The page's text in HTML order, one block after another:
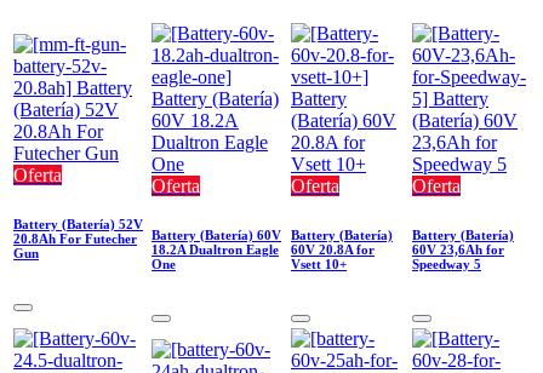
Oferta
Battery (Batería) 52V
20.8Ah For Futecher
Gun
Oferta
Battery (Batería) 60V
18.2A Dualtron Eagle
One
Oferta
Battery (Batería)
60V 20.8A for
Vsett 10+
Oferta
Battery (Batería)
60V 23,6Ah for
Speedway 5